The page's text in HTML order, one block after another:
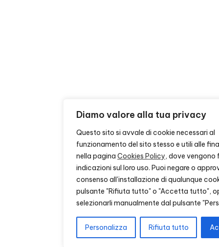
Diamo valore alla tua privacy
Questo sito si avvale di cookie necessari al
funzionamento del sito stesso e utili alle
nella pagina Cookies Policy, dove vengono
indicazioni sul loro uso. Puoi negare o
consenso all'installazione di qualunque
pulsante "Rifiuta tutto" o "Accetta tutto",
selezionarli manualmente dal pulsante
Personalizza Rifiuta tutto